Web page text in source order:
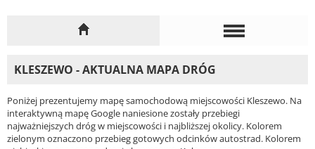
KLESZEWO - AKTUALNA MAPA DRÓG
Poniżej prezentujemy mapę samochodową miejscowości Kleszewo. Na
interaktywną mapę Google naniesione zostały przebiegi
najważniejszych dróg w miejscowości i najbliższej okolicy. Kolorem
zielonym oznaczono przebieg gotowych odcinków autostrad. Kolorem